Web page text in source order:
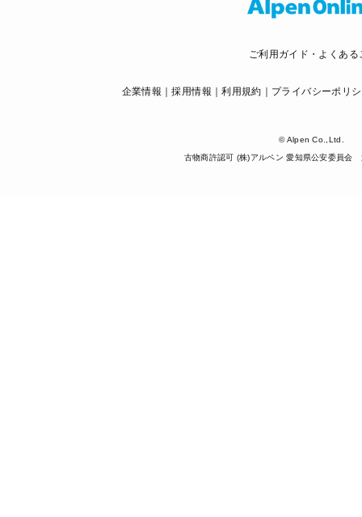
ご利用ガイド・よくある
企業情報 採用情報 利用規約 プライバシーポリ
© Alpen Co.,Ltd.
古物商許認可 (株)アルペン 愛知県公安委員